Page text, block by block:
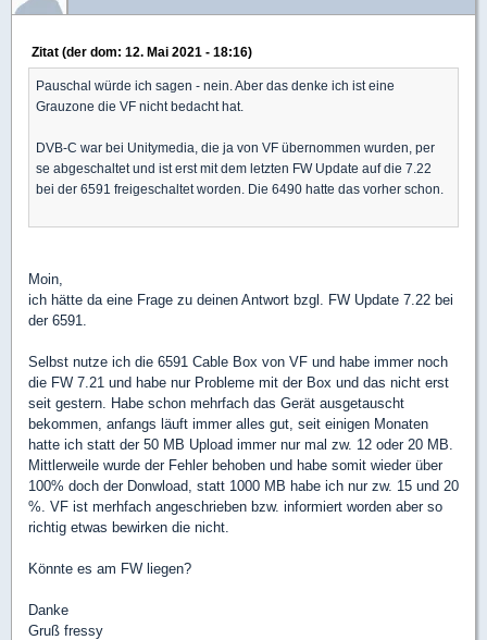
Zitat (der dom: 12. Mai 2021 - 18:16)
Pauschal würde ich sagen - nein. Aber das denke ich ist eine
Grauzone die VF nicht bedacht hat.
DVB-C war bei Unitymedia, die ja von VF übernommen wurden, per
se abgeschaltet und ist erst mit dem letzten FW Update auf die 7.22
bei der 6591 freigeschaltet worden. Die 6490 hatte das vorher schon.
Moin,
ich hätte da eine Frage zu deinen Antwort bzgl. FW Update 7.22 bei
der 6591.
Selbst nutze ich die 6591 Cable Box von VF und habe immer noch
die FW 7.21 und habe nur Probleme mit der Box und das nicht erst
seit gestern. Habe schon mehrfach das Gerät ausgetauscht
bekommen, anfangs läuft immer alles gut, seit einigen Monaten
hatte ich statt der 50 MB Upload immer nur mal zw. 12 oder 20 MB.
Mittlerweile wurde der Fehler behoben und habe somit wieder über
100% doch der Donwload, statt 1000 MB habe ich nur zw. 15 und 20
%. VF ist merhfach angeschrieben bzw. informiert worden aber so
richtig etwas bewirken die nicht.
Könnte es am FW liegen?
Danke
Gruß fressy